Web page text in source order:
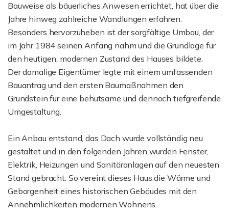
Bauweise als bäuerliches Anwesen errichtet, hat über die
Jahre hinweg zahlreiche Wandlungen erfahren.
Besonders hervorzuheben ist der sorgfältige Umbau, der
im Jahr 1984 seinen Anfang nahm und die Grundlage für
den heutigen, modernen Zustand des Hauses bildete.
Der damalige Eigentümer legte mit einem umfassenden
Bauantrag und den ersten Baumaßnahmen den
Grundstein für eine behutsame und dennoch tiefgreifende
Umgestaltung.
Ein Anbau entstand, das Dach wurde vollständig neu
gestaltet und in den folgenden Jahren wurden Fenster,
Elektrik, Heizungen und Sanitäranlagen auf den neuesten
Stand gebracht. So vereint dieses Haus die Wärme und
Geborgenheit eines historischen Gebäudes mit den
Annehmlichkeiten modernen Wohnens.